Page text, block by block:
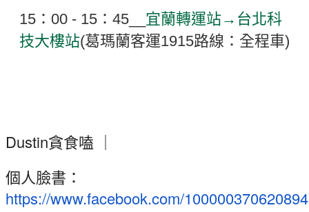
15：00 - 15：45__ 宜蘭轉運站→ 台北科
技大樓站(葛瑪蘭客運1915路線：全程車)
Dustin貪食嗑 ｜
個人臉書：
https://www.facebook.com/100000370620894